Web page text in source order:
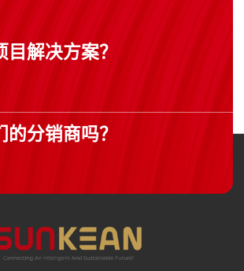
解决方案？
分销商吗？